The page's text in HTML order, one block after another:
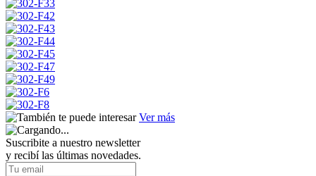
Ver más
Suscribite a nuestro newsletter
y recibí las últimas novedades.